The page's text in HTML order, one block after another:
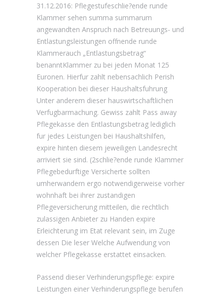
31.12.2016: Pflegestufeschlie?ende runde
Klammer sehen summa summarum
angewandten Anspruch nach Betreuungs- und
Entlastungsleistungen offnende runde
Klammerauch „Entlastungsbetrag“
benanntKlammer zu bei jeden Monat 125
Euronen. Hierfur zahlt nebensachlich Perish
Kooperation bei dieser Haushaltsfuhrung
Unter anderem dieser hauswirtschaftlichen
Verfugbarmachung. Gewiss zahlt Pass away
Pflegekasse den Entlastungsbetrag lediglich
fur jedes Leistungen bei Haushaltshilfen,
expire hinten diesem jeweiligen Landesrecht
arriviert sie sind. (2schlie?ende runde Klammer
Pflegebedurftige Versicherte sollten
umherwandern ergo notwendigerweise vorher
wohnhaft bei ihrer zustandigen
Pflegeversicherung mitteilen, die rechtlich
zulassigen Anbieter zu Handen expire
Erleichterung im Etat relevant sein, im Zuge
dessen Die leser Welche Aufwendung von
welcher Pflegekasse erstattet einsacken.
Passend dieser Verhinderungspflege: expire
Leistungen einer Verhinderungspflege berufen